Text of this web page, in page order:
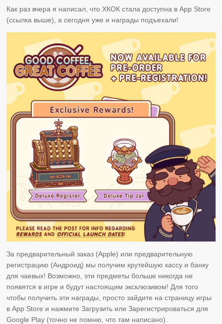
Как раз вчера я написал, что ХКОК стала доступна в App Store
(ссылка выше), а сегодня уже и награды подъехали!
За предварительный заказ (Apple) или предварительную
регистрацию (Андроид) мы получим крутейшую кассу и банку
для чаевых! Возможно, эти предметы больше никогда не
появятся в игре и будут настоящим эксклюзивом! Для того
чтобы получить эти награды, просто зайдите на страницу игры
в App Store и нажмите Загрузить или Зарегистрироваться для
Google Play (точно не помню, что там написано).